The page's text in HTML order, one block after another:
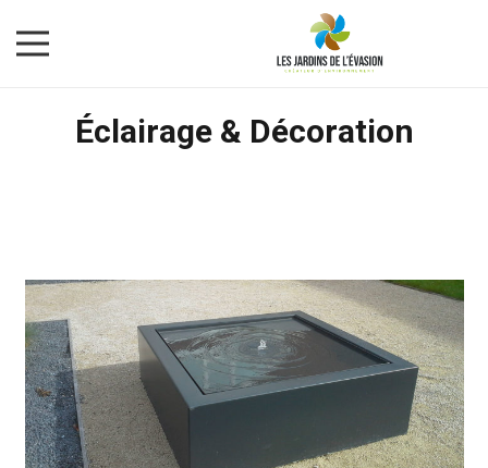
Éclairage & Décoration